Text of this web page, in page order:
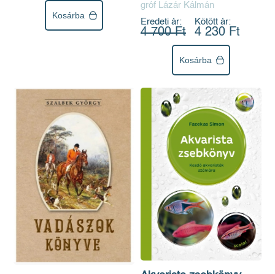
Kosárba
gróf Lázár Kálmán
Eredeti ár:
4 700 Ft
Kötött ár:
4 230 Ft
Kosárba